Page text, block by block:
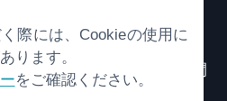
中無休）※観光相談対応時間
際には、Cookieの使用に
ります。
をご確認ください。